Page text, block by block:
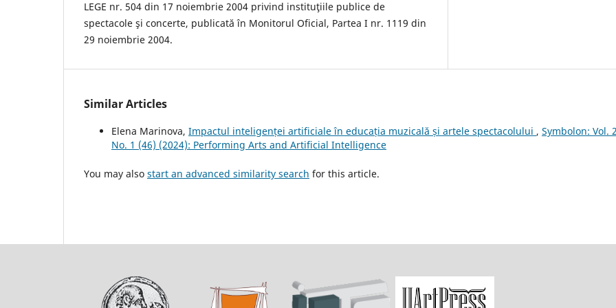
LEGE nr. 504 din 17 noiembrie 2004 privind instituţiile publice de
spectacole şi concerte, publicată în Monitorul Oficial, Partea I nr. 1119 din
29 noiembrie 2004.
Similar Articles
Elena Marinova, Impactul inteligenței artificiale în educația muzicală și artele spectacolului , Symbolon: Vol.
No. 1 (46) (2024): Performing Arts and Artificial Intelligence
You may also start an advanced similarity search for this article.